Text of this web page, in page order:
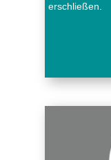
erschließen.